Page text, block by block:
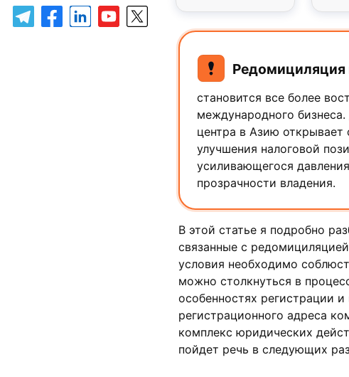
Редомициляция
становится все более
международного
центра в Азию
улучшения налоговой
усиливающегося
прозрачности владения.
В этой статье я подробно
связанные с
условия необходимо
можно столкнуться в
особенностях регистрации
регистрационного адреса
комплекс юридических
пойдет речь в следующих